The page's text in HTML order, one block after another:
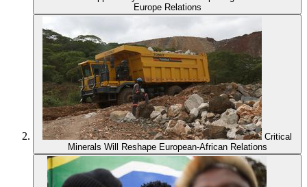
Europe Relations
Critical
Minerals Will Reshape European-African Relations